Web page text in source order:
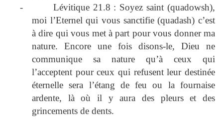
-
Lévitique 21.8 : Soyez saint (quadowsh),
moi l’Eternel qui vous sanctifie (quadash) c’est
à dire qui vous met à part pour vous donner ma
nature. Encore une fois disons-le, Dieu ne
communique sa nature qu’à ceux qui
l’acceptent pour ceux qui refusent leur destinée
éternelle sera l’étang de feu ou la fournaise
ardente, là où il y aura des pleurs et des
grincements de dents.